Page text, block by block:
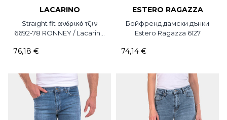
LACARINO
Straight fit ανδρικό τζιν
6692-78 RONNEY / Lacarino
76,18 €
ESTERO RAGAZZA
Бойфренд дамски дънки
Estero Ragazza 6127
74,14 €